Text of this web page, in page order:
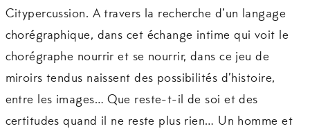
Citypercussion. A travers la recherche d’un langage
chorégraphique, dans cet échange intime qui voit le
chorégraphe nourrir et se nourrir, dans ce jeu de
miroirs tendus naissent des possibilités d’histoire,
entre les images… Que reste-t-il de soi et des
certitudes quand il ne reste plus rien… Un homme et